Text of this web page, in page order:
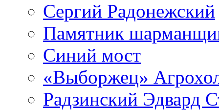
Сергий Радонежский
Памятник
Синий мост
«Выборжец»
Радзинский Эдвард